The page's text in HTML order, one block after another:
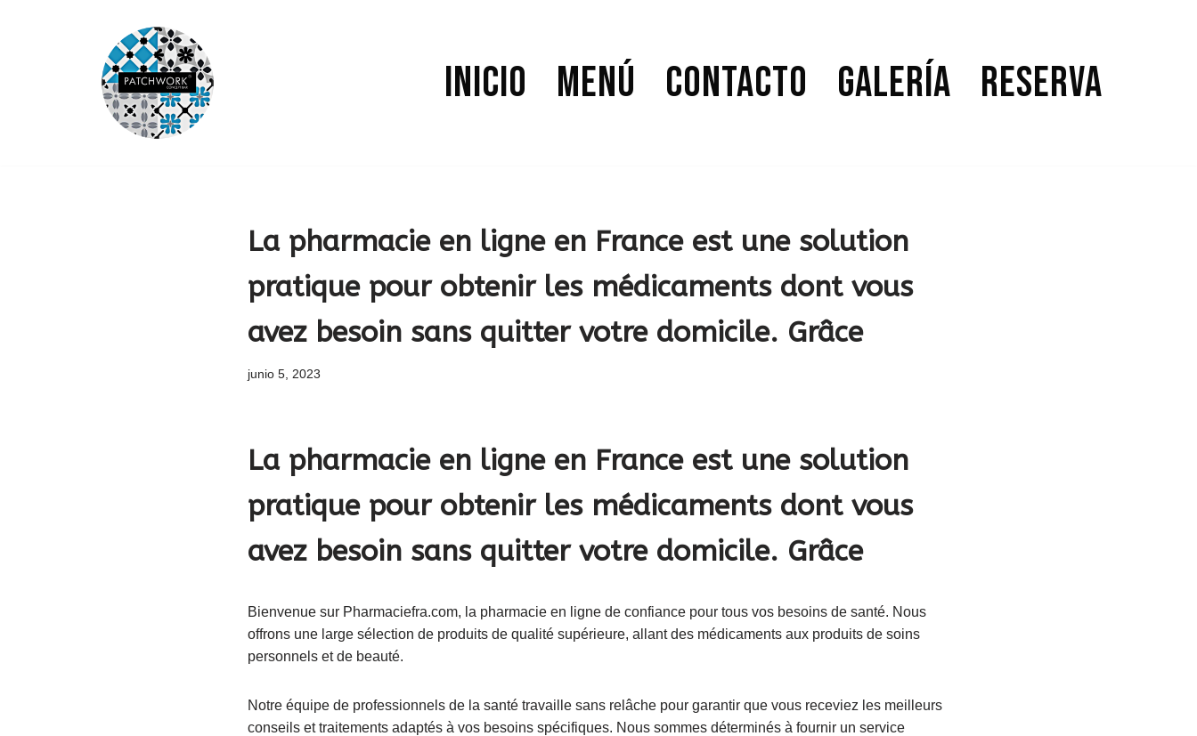
Inicio Menú Contacto Galería Reserva
La pharmacie en ligne en France est une solution
pratique pour obtenir les médicaments dont vous
avez besoin sans quitter votre domicile. Grâce
junio 5, 2023
La pharmacie en ligne en France est une solution
pratique pour obtenir les médicaments dont vous
avez besoin sans quitter votre domicile. Grâce
Bienvenue sur Pharmaciefra.com, la pharmacie en ligne de confiance pour tous vos besoins de santé. Nous
offrons une large sélection de produits de qualité supérieure, allant des médicaments aux produits de soins
personnels et de beauté.
Notre équipe de professionnels de la santé travaille sans relâche pour garantir que vous receviez les meilleurs
conseils et traitements adaptés à vos besoins spécifiques. Nous sommes déterminés à fournir un service